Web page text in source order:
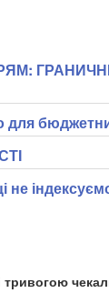
для
не